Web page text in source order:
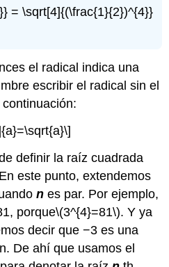
= \sqrt[4]{(\frac{1}{2})^{4}}
el radical indica una
escribir el radical sin el
definir la raíz cuadrada
este punto, extendemos
n es par. Por ejemplo,
porque\(3^{4}=81\). Y ya
decir que −3 es una
De ahí que usamos el